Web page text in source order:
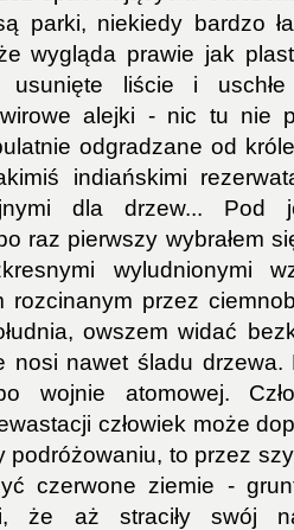
parki, niekiedy bardzo
wygląda prawie jak
liście i uschłe
alejki - nic tu nie
odgradzane od
indiańskimi
dla drzew... Pod
raz pierwszy wybrałem
wyludnionymi
rozcinanym przez
owszem widać
nosi nawet śladu drzewa.
wojnie atomowej.
człowiek może
podróżowaniu, to przez
czerwone ziemie -
że aż straciły swój